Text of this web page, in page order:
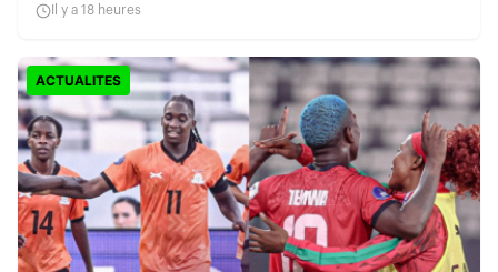
Il y a 18 heures
ACTUALITES